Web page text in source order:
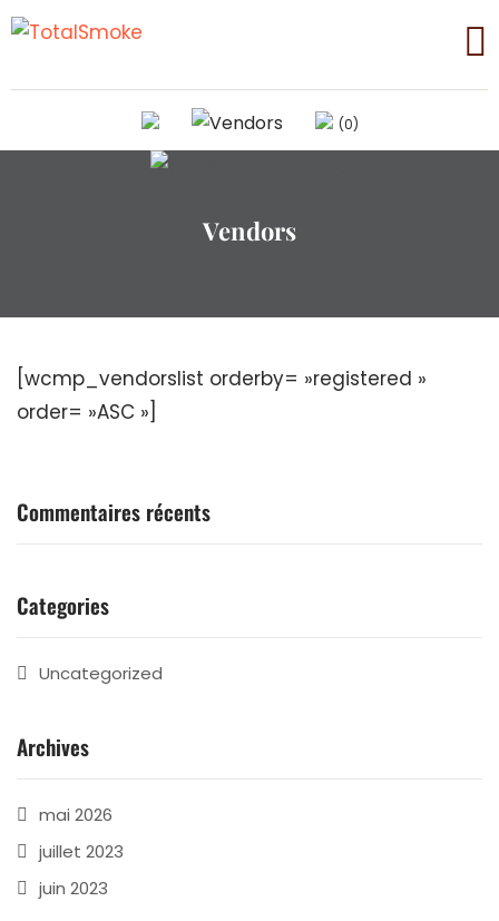
(0)
Vendors
[wcmp_vendorslist orderby= »registered »
order= »ASC »]
Commentaires récents
Categories
Uncategorized
Archives
mai 2026
juillet 2023
juin 2023